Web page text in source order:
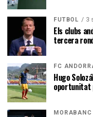
FUTBOL 3
Els clubs
tercera
FC
Hugo
oportunitat